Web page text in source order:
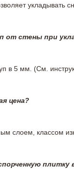
от стены при
в 5 мм. (См.
цена?
слоем, классом
плитку